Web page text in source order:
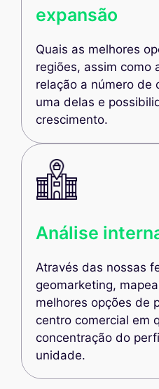
expansão
Quais as melhores
regiões, assim como
relação a número de
uma delas e
crescimento.
Análise
Através das nossas
geomarketing,
melhores opções de
centro comercial em
concentração do
unidade.